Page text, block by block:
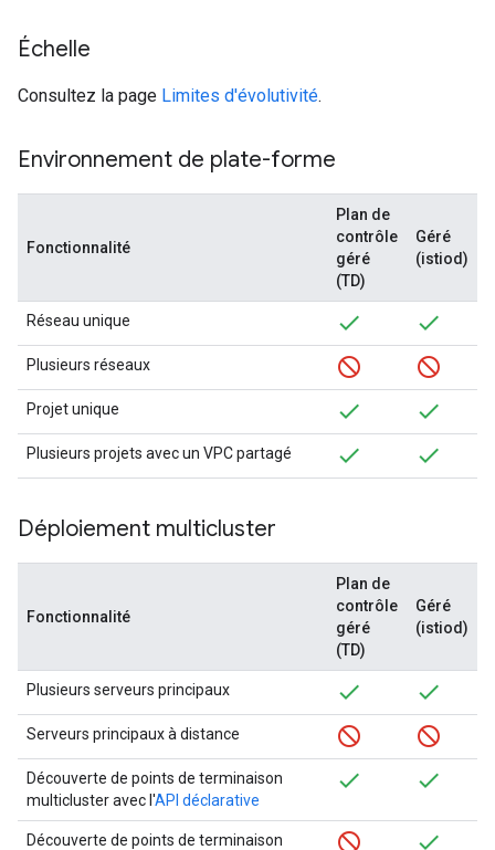
Échelle
Consultez la page Limites d'évolutivité.
Environnement de plate-forme
Fonctionnalité
Plan de
contrôle
géré
(TD)
Géré
(istiod)
Réseau unique
Plusieurs réseaux
Projet unique
Plusieurs projets avec un VPC partagé
Déploiement multicluster
Fonctionnalité
Plan de
contrôle
géré
(TD)
Géré
(istiod)
Plusieurs serveurs principaux
Serveurs principaux à distance
Découverte de points de terminaison
multicluster avec l'API déclarative
Découverte de points de terminaison